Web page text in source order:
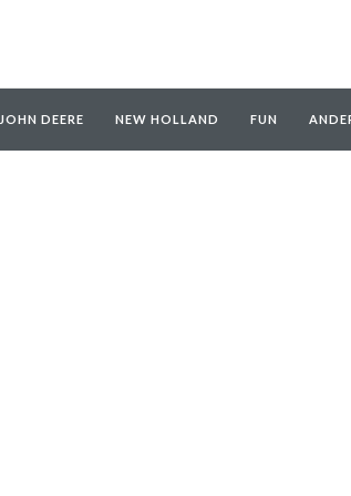
JOHN DEERE NEW HOLLAND FUN